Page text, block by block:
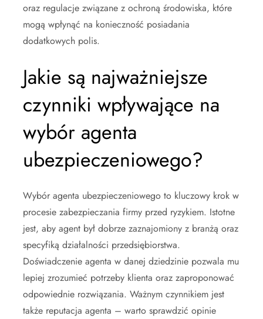
oraz regulacje związane z ochroną środowiska, które
mogą wpłynąć na konieczność posiadania
dodatkowych polis.
Jakie są najważniejsze
czynniki wpływające na
wybór agenta
ubezpieczeniowego?
Wybór agenta ubezpieczeniowego to kluczowy krok w
procesie zabezpieczania firmy przed ryzykiem. Istotne
jest, aby agent był dobrze zaznajomiony z branżą oraz
specyfiką działalności przedsiębiorstwa.
Doświadczenie agenta w danej dziedzinie pozwala mu
lepiej zrozumieć potrzeby klienta oraz zaproponować
odpowiednie rozwiązania. Ważnym czynnikiem jest
także reputacja agenta – warto sprawdzić opinie